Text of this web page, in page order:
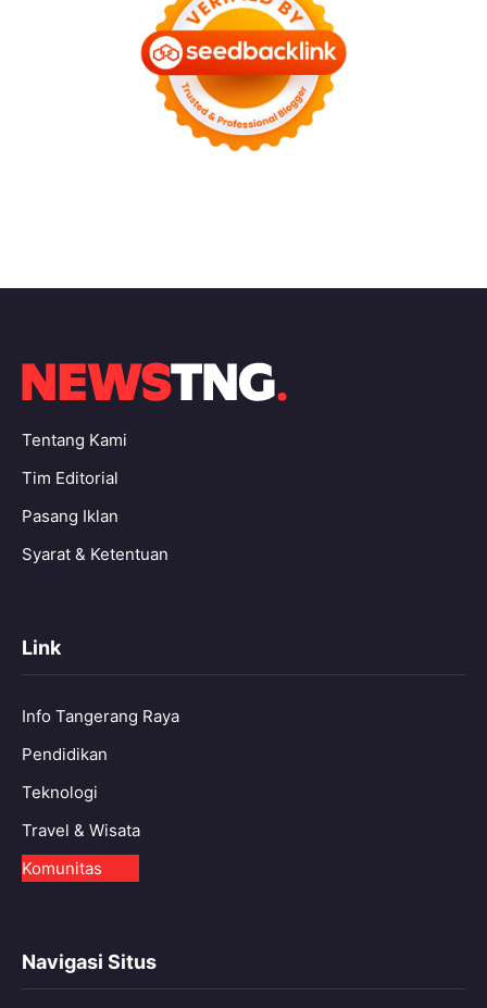
Tentang Kami
Tim Editorial
Pasang Iklan
Syarat & Ketentuan
Link
Info Tangerang Raya
Pendidikan
Teknologi
Travel & Wisata
Komunitas
Navigasi Situs